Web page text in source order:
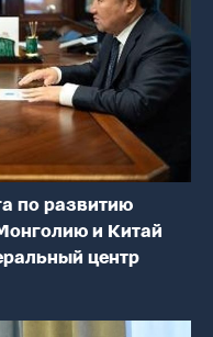
по развитию
и Китай
центр